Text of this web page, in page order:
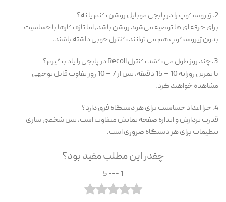
2. ژیروسکوپ را در پابجی موبایل روشن کنم یا نه؟
برای حرفه ای ها توصیه می‌شود روشن باشد، اما تازه کارها با حساسیت
بدون ژیروسکوپ هم می توانند کنترل خوبی داشته باشند.
3. چند روز طول می کشد کنترل Recoil در پابجی را یاد بگیرم؟
با تمرین روزانه 10 – 15 دقیقه، پس از 7 – 10 روز تفاوت قابل توجهی
مشاهده خواهید کرد.
4. چرا اعداد حساسیت برای هر دستگاه فرق دارد؟
قدرت پردازش و اندازه صفحه نمایش متفاوت است، پس شخصی سازی
تنظیمات برای هر دستگاه ضروری است.
چقدر این مطلب مفید بود؟
1 --- 5